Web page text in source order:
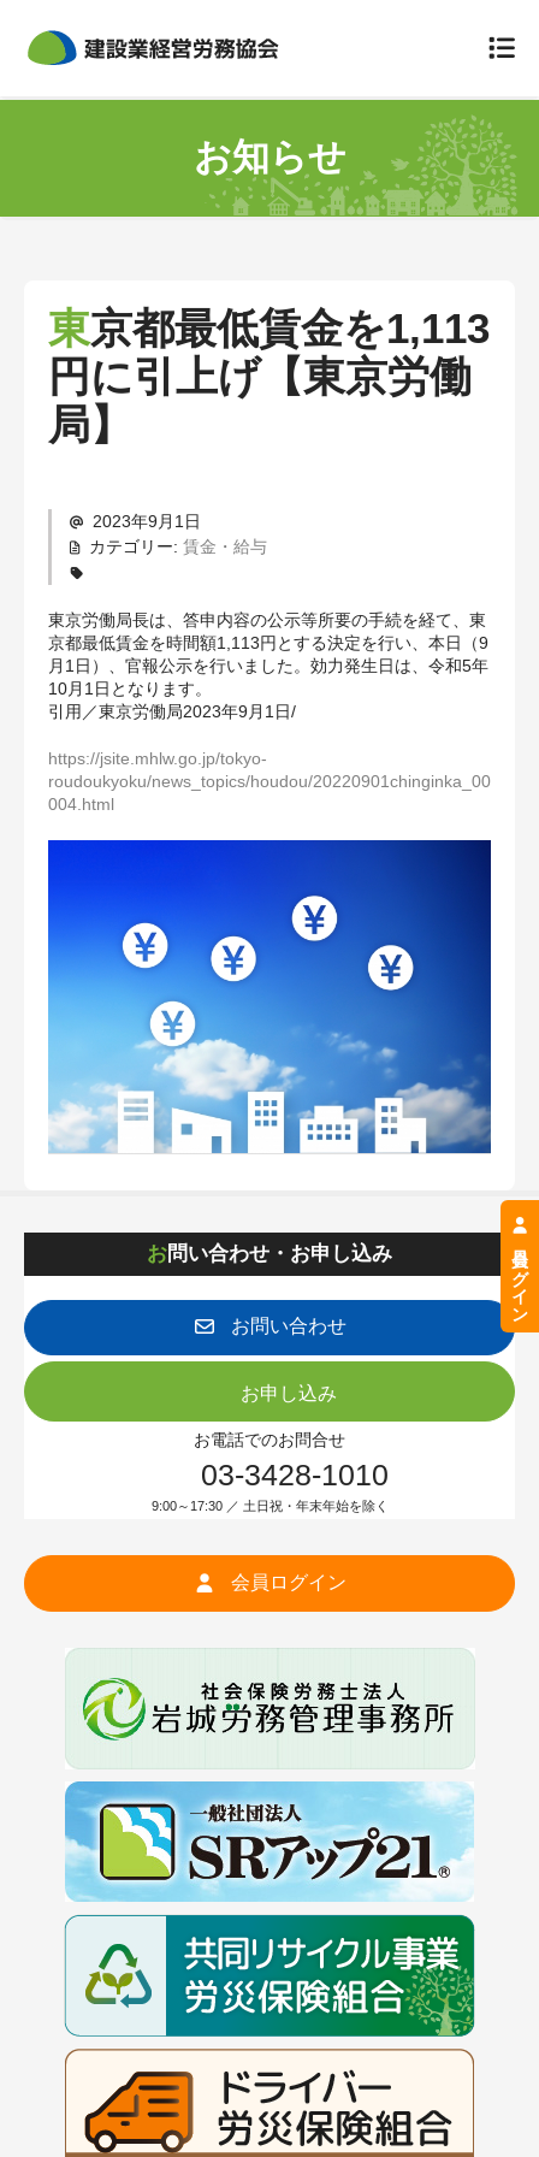
個人情報のお取扱いについて
事故が起きてしまったら
労災保険特別加入
労災の給付について
補償の対象となる範囲
給付基礎日額・保険料
健康診断が必要な場合
03-3428-1010
お問合せ
お知らせ
東京都最低賃金を1,113
円に引上げ【東京労働
局】
2023年9月1日
カテゴリー: 賃金・給与
東京労働局長は、答申内容の公示等所要の手続を経て、東
京都最低賃金を時間額1,113円とする決定を行い、本日（9
月1日）、官報公示を行いました。効力発生日は、令和5年
10月1日となります。
引用／東京労働局2023年9月1日/
https://jsite.mhlw.go.jp/tokyo-
roudoukyoku/news_topics/houdou/20220901chinginka_00
004.html
お問い合わせ・お申し込み
お問い合わせ
お申し込み
お電話でのお問合せ
03-3428-1010
9:00～17:30 ／ 土日祝・年末年始を除く
会員ログイン
会員ログイン